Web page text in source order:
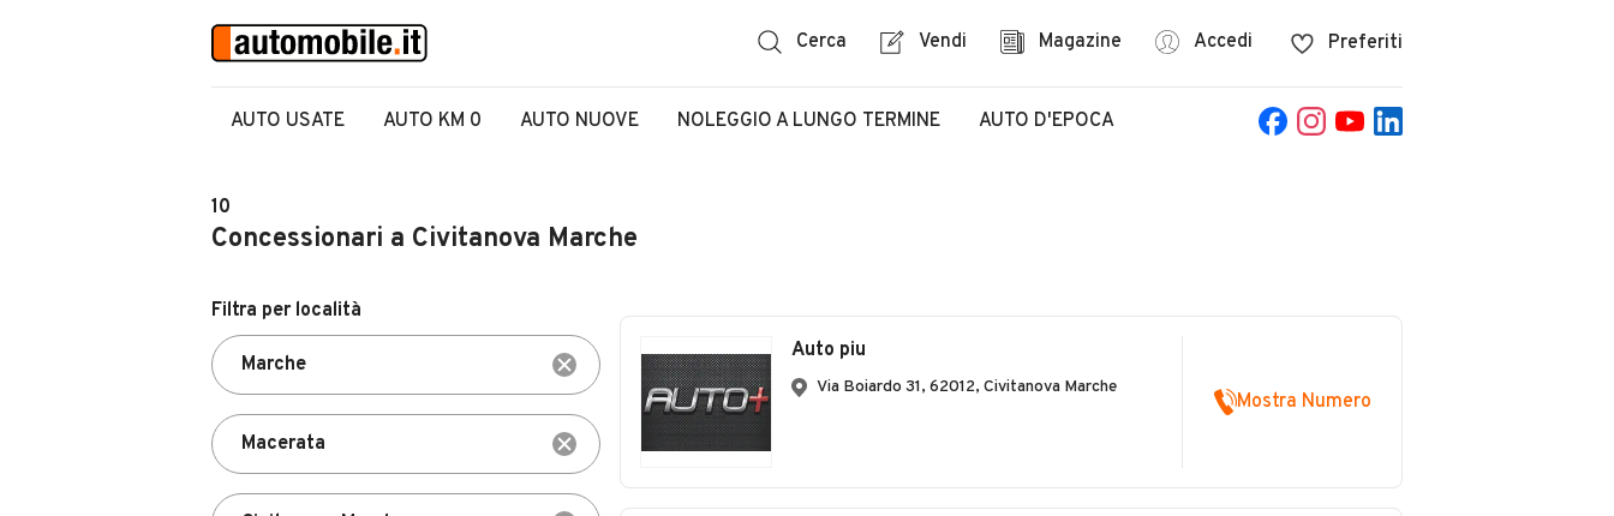
Cerca Vendi Magazine Accedi Preferiti
AUTO USATE AUTO KM 0 AUTO NUOVE NOLEGGIO A LUNGO TERMINE AUTO D'EPOCA
10
Concessionari a Civitanova Marche
Filtra per località
Auto piu
Via Boiardo 31, 62012, Civitanova Marche
Mostra Numero